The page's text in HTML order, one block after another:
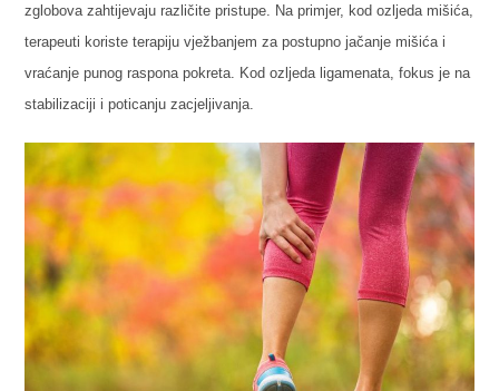
zglobova zahtijevaju različite pristupe. Na primjer, kod ozljeda mišića,
terapeuti koriste terapiju vježbanjem za postupno jačanje mišića i
vraćanje punog raspona pokreta. Kod ozljeda ligamenata, fokus je na
stabilizaciji i poticanju zacjeljivanja.